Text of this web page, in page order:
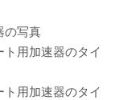
の写真
ト用加速器のタイ
ト用加速器のタイ